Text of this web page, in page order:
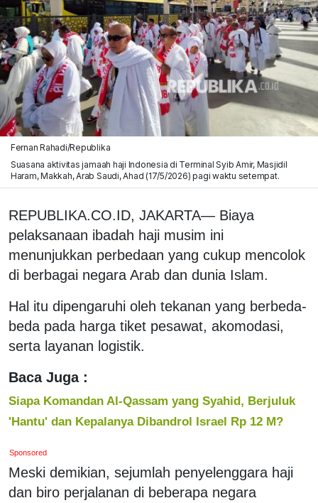
Fernan Rahadi/Republika
Suasana aktivitas jamaah haji Indonesia di Terminal Syib Amir, Masjidil
Haram, Makkah, Arab Saudi, Ahad (17/5/2026) pagi waktu setempat.
REPUBLIKA.CO.ID, JAKARTA— Biaya
pelaksanaan ibadah haji musim ini
menunjukkan perbedaan yang cukup mencolok
di berbagai negara Arab dan dunia Islam.
Hal itu dipengaruhi oleh tekanan yang berbeda-
beda pada harga tiket pesawat, akomodasi,
serta layanan logistik.
Baca Juga :
Siapa Komandan Al-Qassam yang Syahid, Berjuluk
'Hantu' dan Kepalanya Dibandrol Israel Rp 12 M?
Sponsored
Meski demikian, sejumlah penyelenggara haji
dan biro perjalanan di beberapa negara